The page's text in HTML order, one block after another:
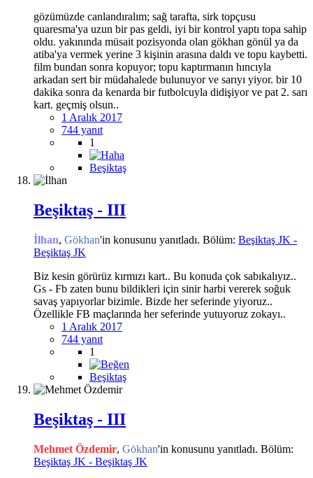
gözümüzde canlandıralım; sağ tarafta, sirk topçusu
quaresma'ya uzun bir pas geldi, iyi bir kontrol yaptı topa sahip
oldu. yakınında müsait pozisyonda olan gökhan gönül ya da
atiba'ya vermek yerine 3 kişinin arasına daldı ve topu kaybetti.
film bundan sonra kopuyor; topu kaptırmanın hıncıyla
arkadan sert bir müdahalede bulunuyor ve sarıyı yiyor. bir 10
dakika sonra da kenarda bir futbolcuyla didişiyor ve pat 2. sarı
kart. geçmiş olsun..
1 Aralık 2017
744 yanıt
1
Beşiktaş
Beşiktaş - III
İlhan, Gökhan'in konusunu yanıtladı. Bölüm: Beşiktaş JK -
Beşiktaş JK
Biz kesin görürüz kırmızı kart.. Bu konuda çok sabıkalıyız..
Gs - Fb zaten bunu bildikleri için sinir harbi vererek soğuk
savaş yapıyorlar bizimle. Bizde her seferinde yiyoruz..
Özellikle FB maçlarında her seferinde yutuyoruz zokayı..
1 Aralık 2017
744 yanıt
1
Beşiktaş
Beşiktaş - III
Mehmet Özdemir, Gökhan'in konusunu yanıtladı. Bölüm:
Beşiktaş JK - Beşiktaş JK